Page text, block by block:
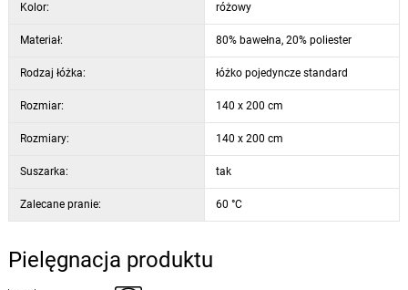
Kolor: różowy
Materiał: 80% bawełna, 20% poliester
Rodzaj łóżka: łóżko pojedyncze standard
Rozmiar: 140 x 200 cm
Rozmiary: 140 x 200 cm
Suszarka: tak
Zalecane pranie: 60 °C
Pielęgnacja produktu